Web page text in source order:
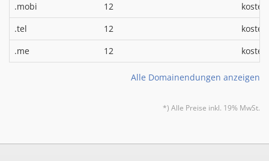
.mobi
12
.tel
12
.me
12
Alle Domainendungen anzeigen
*) Alle Preise inkl. 19% MwSt.